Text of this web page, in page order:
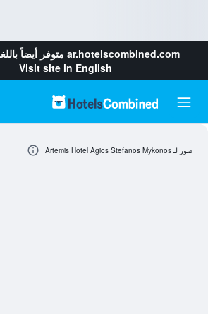
ar.hotelscombined.com متوفر أيضاً
Visit site in English
صور لـ Artemis Hotel Agios Stefanos Mykonos